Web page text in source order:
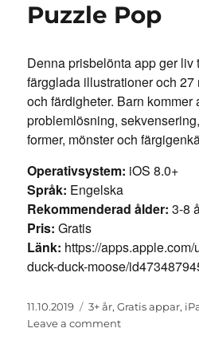
Puzzle Pop
Denna prisbelönta app ger liv
färgglada illustrationer och
och färdigheter. Barn kommer
problemlösning,
former, mönster och
Operativsystem: iOS 8.0+
Språk: Engelska
Rekommenderad ålder: 3-8
Pris: Gratis
Länk: https://
duck-duck-moose/
Posted
on
11.10.2019 Categories
3+ år,Gratis appar,
Leave a commenton